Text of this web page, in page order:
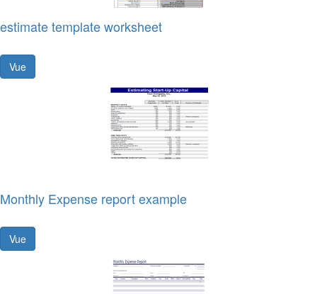
estimate template worksheet
Vue
Monthly Expense report example
Vue